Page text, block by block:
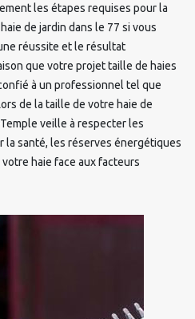
les étapes requises pour la
de jardin dans le 77 si vous
réussite et le résultat
que votre projet taille de haies
à un professionnel tel que
de la taille de votre haie de
veille à respecter les
la santé, les réserves énergétiques
haie face aux facteurs